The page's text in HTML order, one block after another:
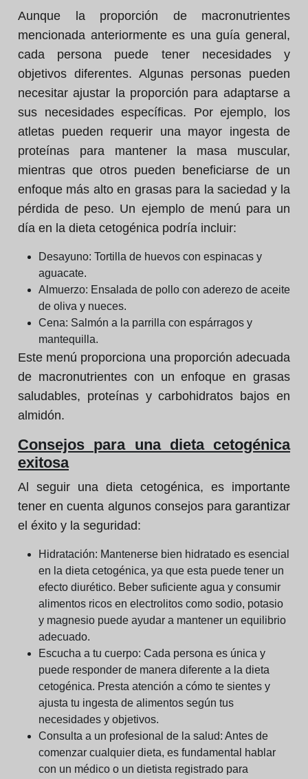
Aunque la proporción de macronutrientes
mencionada anteriormente es una guía general,
cada persona puede tener necesidades y
objetivos diferentes. Algunas personas pueden
necesitar ajustar la proporción para adaptarse a
sus necesidades específicas. Por ejemplo, los
atletas pueden requerir una mayor ingesta de
proteínas para mantener la masa muscular,
mientras que otros pueden beneficiarse de un
enfoque más alto en grasas para la saciedad y la
pérdida de peso. Un ejemplo de menú para un
día en la dieta cetogénica podría incluir:
Desayuno: Tortilla de huevos con espinacas y
aguacate.
Almuerzo: Ensalada de pollo con aderezo de aceite
de oliva y nueces.
Cena: Salmón a la parrilla con espárragos y
mantequilla.
Este menú proporciona una proporción adecuada
de macronutrientes con un enfoque en grasas
saludables, proteínas y carbohidratos bajos en
almidón.
Consejos para una dieta cetogénica
exitosa
Al seguir una dieta cetogénica, es importante
tener en cuenta algunos consejos para garantizar
el éxito y la seguridad:
Hidratación: Mantenerse bien hidratado es esencial
en la dieta cetogénica, ya que esta puede tener un
efecto diurético. Beber suficiente agua y consumir
alimentos ricos en electrolitos como sodio, potasio
y magnesio puede ayudar a mantener un equilibrio
adecuado.
Escucha a tu cuerpo: Cada persona es única y
puede responder de manera diferente a la dieta
cetogénica. Presta atención a cómo te sientes y
ajusta tu ingesta de alimentos según tus
necesidades y objetivos.
Consulta a un profesional de la salud: Antes de
comenzar cualquier dieta, es fundamental hablar
con un médico o un dietista registrado para